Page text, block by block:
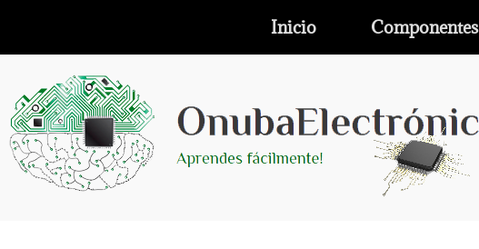
Inicio Componentes